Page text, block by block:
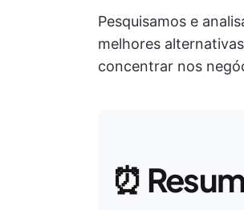
Pesquisamos e
melhores
concentrar nos
⏰